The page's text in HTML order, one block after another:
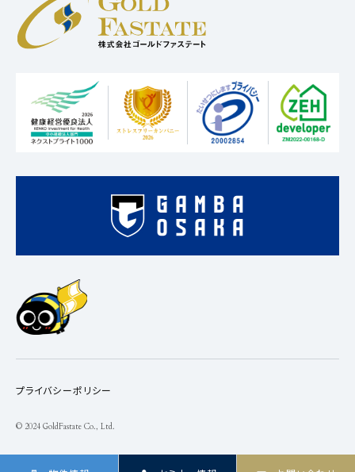
プライバシーポリシー
© 2024 GoldFastate Co., Ltd.